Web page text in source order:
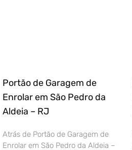
Portão de Garagem de
Enrolar em São Pedro da
Aldeia – RJ
Atrás de Portão de Garagem de
Enrolar em São Pedro da Aldeia –